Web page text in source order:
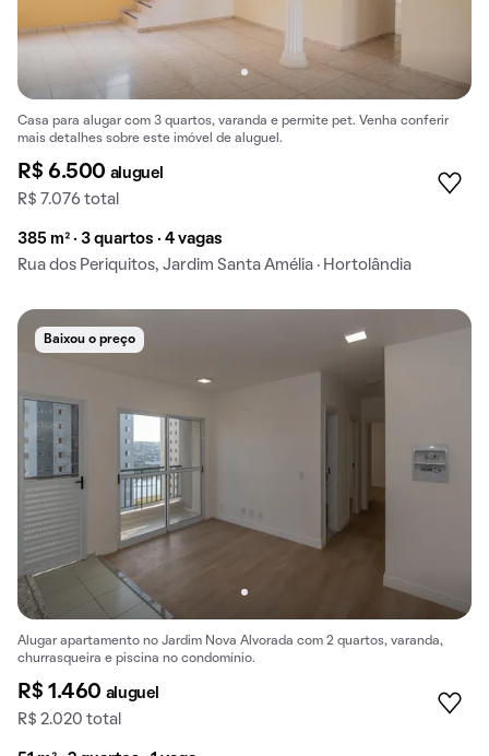
Casa para alugar com 3 quartos, varanda e permite pet. Venha conferir
mais detalhes sobre este imóvel de aluguel.
R$ 6.500 aluguel
R$ 7.076 total
385 m² · 3 quartos · 4 vagas
Rua dos Periquitos, Jardim Santa Amélia · Hortolândia
Baixou o preço
Alugar apartamento no Jardim Nova Alvorada com 2 quartos, varanda,
churrasqueira e piscina no condomínio.
R$ 1.460 aluguel
R$ 2.020 total